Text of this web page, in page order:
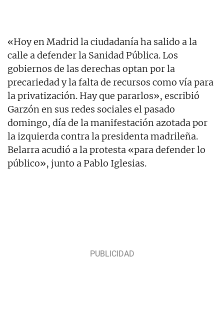
«Hoy en Madrid la ciudadanía ha salido a la
calle a defender la Sanidad Pública. Los
gobiernos de las derechas optan por la
precariedad y la falta de recursos como vía para
la privatización. Hay que pararlos», escribió
Garzón en sus redes sociales el pasado
domingo, día de la manifestación azotada por
la izquierda contra la presidenta madrileña.
Belarra acudió a la protesta «para defender lo
público», junto a Pablo Iglesias.